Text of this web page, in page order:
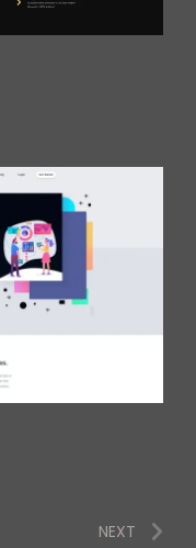
NEXT